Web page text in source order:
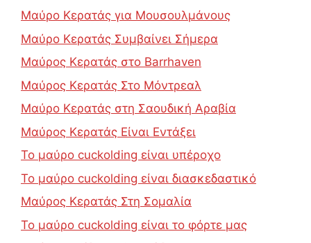
Μαύρο Κερατάς για Μουσουλμάνους
Μαύρο Κερατάς Συμβαίνει Σήμερα
Μαύρος Κερατάς στο Barrhaven
Μαύρος Κερατάς Στο Μόντρεαλ
Μαύρο Κερατάς στη Σαουδική Αραβία
Μαύρος Κερατάς Είναι Εντάξει
Το μαύρο cuckolding είναι υπέροχο
Το μαύρο cuckolding είναι διασκεδαστικό
Μαύρος Κερατάς Στη Σομαλία
Το μαύρο cuckolding είναι το φόρτε μας